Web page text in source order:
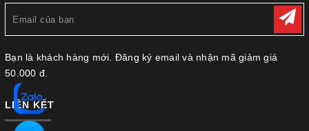
Bạn là khách hàng mới. Đăng ký email và nhận mã giảm giá
50.000 đ.
LIÊN KẾT